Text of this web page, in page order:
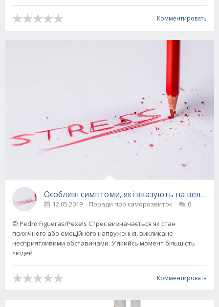
Комментировать
Особливі симптоми, які вказують на
12.05.2019 Поради про саморозвиток 0
© Pedro Figueras/Pexels Стрес визначається як стан
психічного або емоційного напруження, викликане
несприятливими обставинами. У якийсь момент більшість
людей
Комментировать